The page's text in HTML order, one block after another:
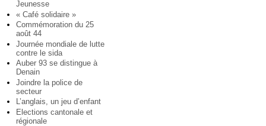
Jeunesse
« Café solidaire »
Commémoration du 25
août 44
Journée mondiale de lutte
contre le sida
Auber 93 se distingue à
Denain
Joindre la police de
secteur
L’anglais, un jeu d’enfant
Elections cantonale et
régionale